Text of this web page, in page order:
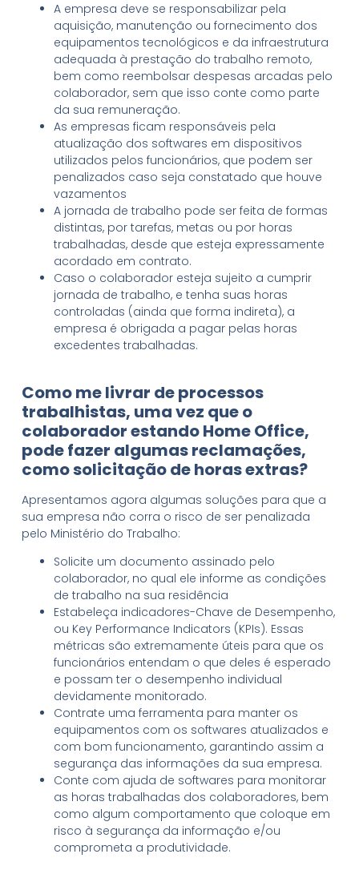
A empresa deve se responsabilizar pela
aquisição, manutenção ou fornecimento dos
equipamentos tecnológicos e da infraestrutura
adequada à prestação do trabalho remoto,
bem como reembolsar despesas arcadas pelo
colaborador, sem que isso conte como parte
da sua remuneração.
As empresas ficam responsáveis pela
atualização dos softwares em dispositivos
utilizados pelos funcionários, que podem ser
penalizados caso seja constatado que houve
vazamentos
A jornada de trabalho pode ser feita de formas
distintas, por tarefas, metas ou por horas
trabalhadas, desde que esteja expressamente
acordado em contrato.
Caso o colaborador esteja sujeito a cumprir
jornada de trabalho, e tenha suas horas
controladas (ainda que forma indireta), a
empresa é obrigada a pagar pelas horas
excedentes trabalhadas.
Como me livrar de processos
trabalhistas, uma vez que o
colaborador estando Home Office,
pode fazer algumas reclamações,
como solicitação de horas extras?
Apresentamos agora algumas soluções para que a
sua empresa não corra o risco de ser penalizada
pelo Ministério do Trabalho:
Solicite um documento assinado pelo
colaborador, no qual ele informe as condições
de trabalho na sua residência
Estabeleça indicadores-Chave de Desempenho,
ou Key Performance Indicators (KPIs). Essas
métricas são extremamente úteis para que os
funcionários entendam o que deles é esperado
e possam ter o desempenho individual
devidamente monitorado.
Contrate uma ferramenta para manter os
equipamentos com os softwares atualizados e
com bom funcionamento, garantindo assim a
segurança das informações da sua empresa.
Conte com ajuda de softwares para monitorar
as horas trabalhadas dos colaboradores, bem
como algum comportamento que coloque em
risco à segurança da informação e/ou
comprometa a produtividade.